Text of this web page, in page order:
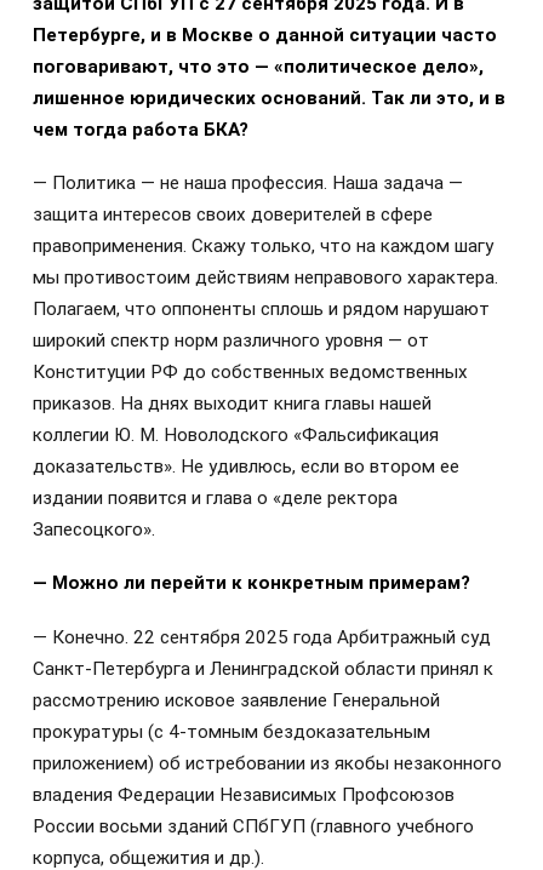
Петербурге, и в Москве о данной ситуации часто
поговаривают, что это — «политическое дело»,
лишенное юридических оснований. Так ли это, и в
чем тогда работа БКА?
— Политика — не наша профессия. Наша задача —
защита интересов своих доверителей в сфере
правоприменения. Скажу только, что на каждом шагу
мы противостоим действиям неправового характера.
Полагаем, что оппоненты сплошь и рядом нарушают
широкий спектр норм различного уровня — от
Конституции РФ до собственных ведомственных
приказов. На днях выходит книга главы нашей
коллегии Ю. М. Новолодского «Фальсификация
доказательств». Не удивлюсь, если во втором ее
издании появится и глава о «деле ректора
Запесоцкого».
— Можно ли перейти к конкретным примерам?
— Конечно. 22 сентября 2025 года Арбитражный суд
Санкт-Петербурга и Ленинградской области принял к
рассмотрению исковое заявление Генеральной
прокуратуры (с 4-томным бездоказательным
приложением) об истребовании из якобы незаконного
владения Федерации Независимых Профсоюзов
России восьми зданий СПбГУП (главного учебного
корпуса, общежития и др.).